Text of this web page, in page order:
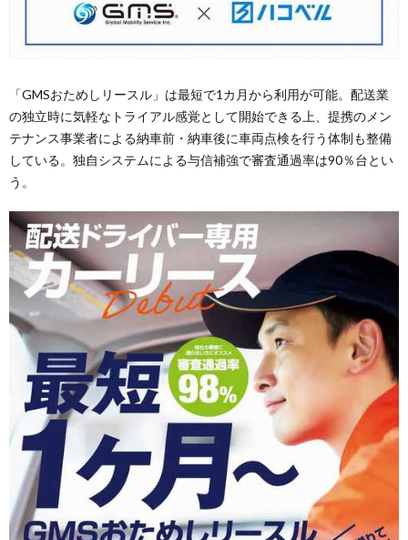
「GMSおためしリースル」は最短で1カ月から利用が可能。配送業
の独立時に気軽なトライアル感覚として開始できる上、提携のメン
テナンス事業者による納車前・納車後に車両点検を行う体制も整備
している。独自システムによる与信補強で審査通過率は90％台とい
う。